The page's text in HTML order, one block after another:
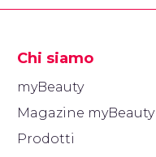
Chi siamo
myBeauty
Magazine myBeauty
Prodotti